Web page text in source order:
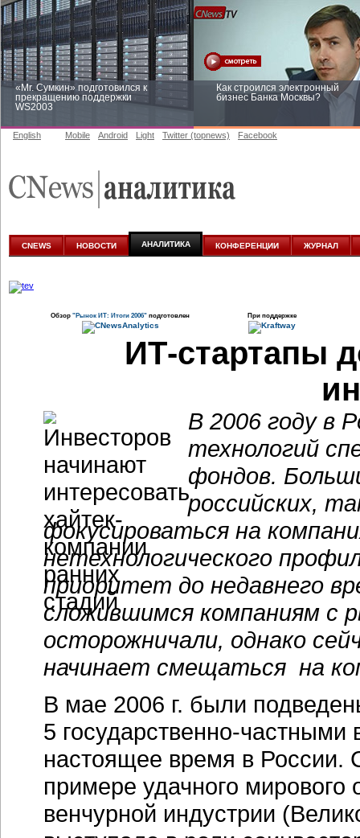
«Mr. Сумкин» подготовился к
прекращению поддержки
WS2003
Как строился электронный
бизнес Банка Москвы?
аналитике
English Mobile Android Light Twitter (topnews) Facebook
CNEWS НОВОСТИ АНАЛИТИКА КОНФЕРЕНЦИИ ЖУРНАЛ
Обзор "Рынок ИТ: Итоги 2006" подготовлен При поддержке
ИТ-стартапы
В 2006 году в
технологий
фондов.
российских,
фокусироваться на
нетехнологического
приоритет до недавнего
сложившимся компаниям с
осторожничали, однако
начинает смещаться на
В мае 2006 г. были
5 государственно-
настоящее время в
примере удачного мирового
венчурной индустрии